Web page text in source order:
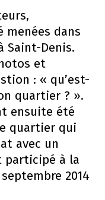
dans
Saint-Denis.
et
: « qu’est-
quartier ? ».
ensuite été
quartier qui
avec un
participé à la
2014